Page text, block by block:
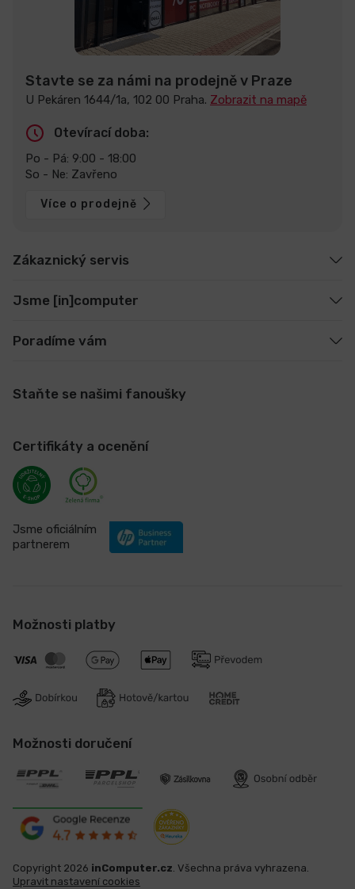
Stavte se za námi na prodejně v Praze
U Pekáren 1644/1a, 102 00 Praha. Zobrazit na mapě
Otevírací doba:
Po - Pá: 9:00 - 18:00
So - Ne: Zavřeno
Více o prodejně
Zákaznický servis
Jsme [in]computer
Poradíme vám
Staňte se našimi fanoušky
Certifikáty a ocenění
Jsme oficiálním
partnerem
Možnosti platby
Možnosti doručení
Copyright 2026 inComputer.cz . Všechna práva vyhrazena.
Upravit nastavení cookies